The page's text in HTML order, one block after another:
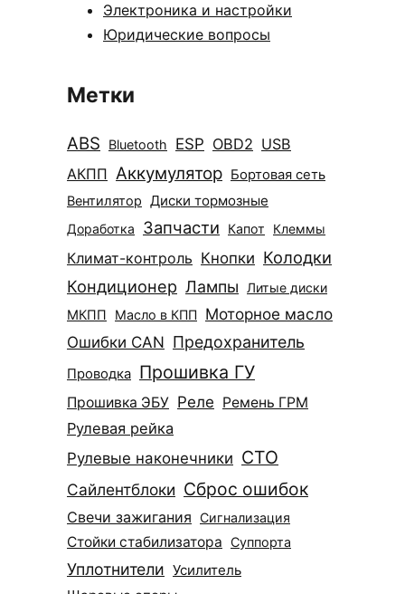
Электроника и настройки
Юридические вопросы
Метки
ABS Bluetooth ESP OBD2 USB
АКПП Аккумулятор Бортовая сеть
Вентилятор Диски тормозные
Доработка Запчасти Капот Клеммы
Климат-контроль Кнопки Колодки
Кондиционер Лампы Литые диски
МКПП Масло в КПП
Моторное масло
Ошибки CAN Предохранитель
Проводка Прошивка ГУ
Прошивка ЭБУ Реле Ремень ГРМ
Рулевая рейка
Рулевые наконечники СТО
Сайлентблоки Сброс ошибок
Свечи зажигания Сигнализация
Стойки стабилизатора Суппорта
Уплотнители Усилитель